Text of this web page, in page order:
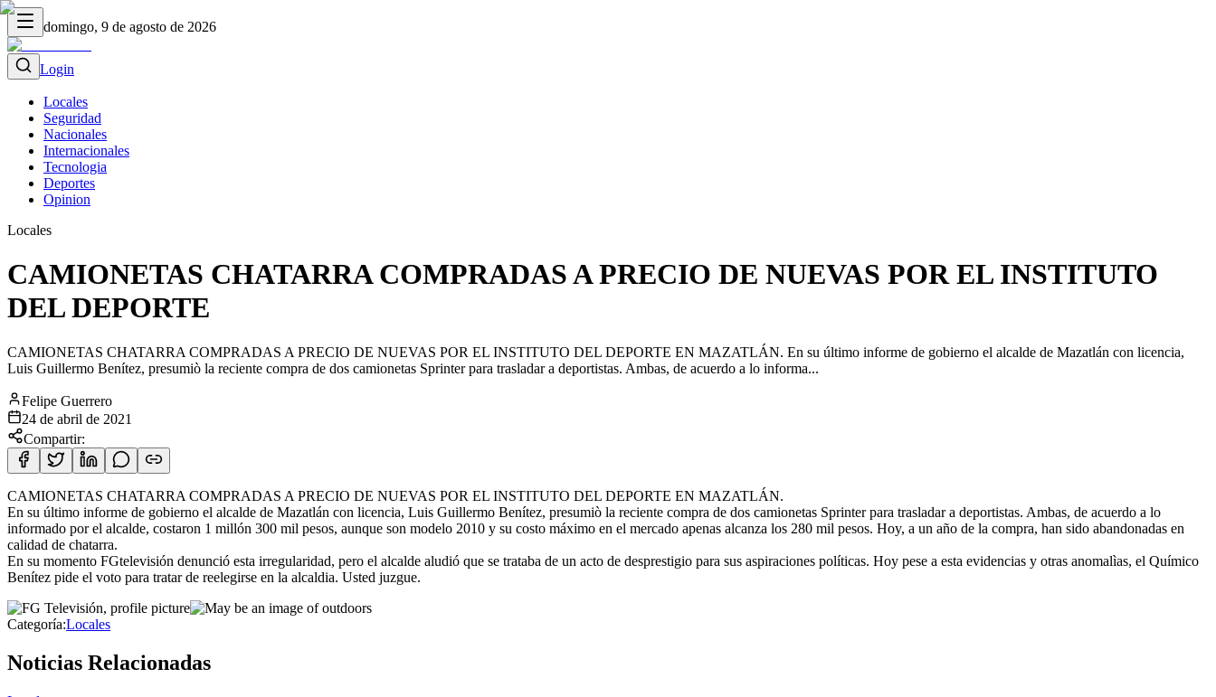
domingo, 9 de agosto de 2026
Login
Locales
Seguridad
Nacionales
Internacionales
Tecnologia
Deportes
Opinion
Locales
CAMIONETAS CHATARRA COMPRADAS A PRECIO DE NUEVAS POR EL INSTITUTO
DEL DEPORTE
CAMIONETAS CHATARRA COMPRADAS A PRECIO DE NUEVAS POR EL INSTITUTO DEL DEPORTE EN MAZATLÁN. En su último informe de gobierno el alcalde de Mazatlán con licencia,
Luis Guillermo Benítez, presumiò la reciente compra de dos camionetas Sprinter para trasladar a deportistas. Ambas, de acuerdo a lo informa...
Felipe Guerrero
24 de abril de 2021
Compartir:
CAMIONETAS CHATARRA COMPRADAS A PRECIO DE NUEVAS POR EL INSTITUTO DEL DEPORTE EN MAZATLÁN.
En su último informe de gobierno el alcalde de Mazatlán con licencia, Luis Guillermo Benítez, presumiò la reciente compra de dos camionetas Sprinter para trasladar a deportistas. Ambas, de acuerdo a lo
informado por el alcalde, costaron 1 millón 300 mil pesos, aunque son modelo 2010 y su costo máximo en el mercado apenas alcanza los 280 mil pesos. Hoy, a un año de la compra, han sido abandonadas en
calidad de chatarra.
En su momento FGtelevisión denunció esta irregularidad, pero el alcalde aludió que se trataba de un acto de desprestigio para sus aspiraciones políticas. Hoy pese a esta evidencias y otras anomalìas, el Químico
Benítez pide el voto para tratar de reelegirse en la alcaldia. Usted juzgue.
Categoría:Locales
Noticias Relacionadas